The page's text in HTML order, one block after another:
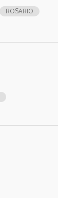
ROSARIO